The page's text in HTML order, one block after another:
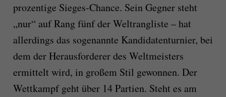
prozentige Sieges-Chance. Sein Gegner steht
„nur“ auf Rang fünf der Weltrangliste – hat
allerdings das sogenannte Kandidatenturnier, bei
dem der Herausforderer des Weltmeisters
ermittelt wird, in großem Stil gewonnen. Der
Wettkampf geht über 14 Partien. Steht es am